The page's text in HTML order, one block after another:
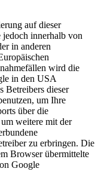
auf dieser
innerhalb von
in anderen
wird die
in den USA
Betreibers dieser
um Ihre
über die
weitere mit der
zu erbringen. Die
Browser übermittelte
Google